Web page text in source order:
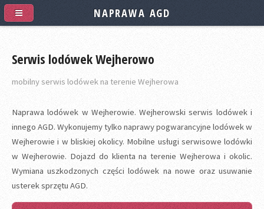
Serwis lodówek Wejherowo
mobilny serwis lodówek na terenie Wejherowa
Naprawa lodówek w Wejherowie. Wejherowski serwis lodówek i
innego AGD. Wykonujemy tylko naprawy pogwarancyjne lodówek w
Wejherowie i w bliskiej okolicy. Mobilne usługi serwisowe lodówki
w Wejherowie. Dojazd do klienta na terenie Wejherowa i okolic.
Wymiana uszkodzonych części lodówek na nowe oraz usuwanie
usterek sprzętu AGD.
NAPRAWA AGD